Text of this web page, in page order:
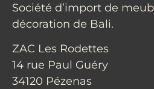
Société d’import de
décoration de Bali.
ZAC Les Rodettes
14 rue Paul Guéry
34120 Pézenas